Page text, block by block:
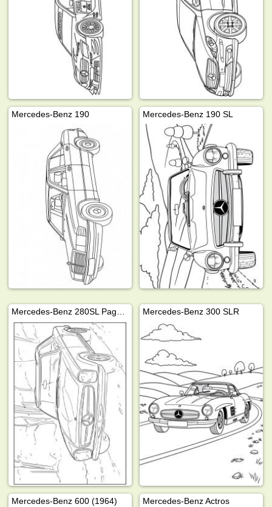
Mercedes-Benz 190 Mercedes-Benz 190 SL
Mercedes-Benz 300 SLR
Mercedes-Benz 600 (1964) Mercedes-Benz Actros